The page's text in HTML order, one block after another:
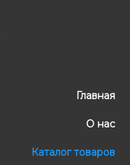
Главная
О нас
Каталог товаров